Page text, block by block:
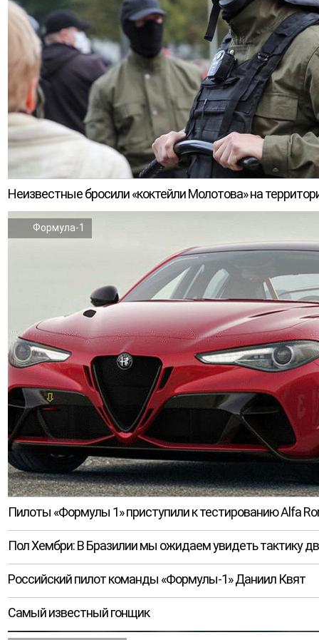
Неизвестные бросили «коктейли Молотова» на
Пилоты «Формулы 1» приступили к тестированию Alfa
Пол Хембри: В Бразилии мы ожидаем увидеть тактику
Российский пилот команды «Формулы-1» Даниил Квят
Самый известный гонщик
Формула-1